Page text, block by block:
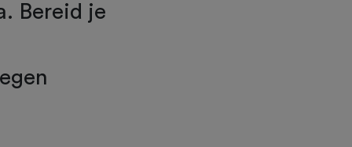
Bereid je